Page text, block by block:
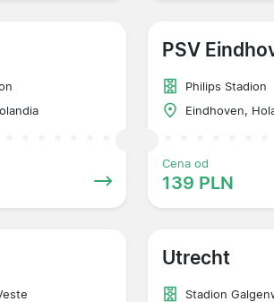
PSV
Philips Stadion
Eindhoven,
Cena od
139 PLN
Utrecht
Stadion